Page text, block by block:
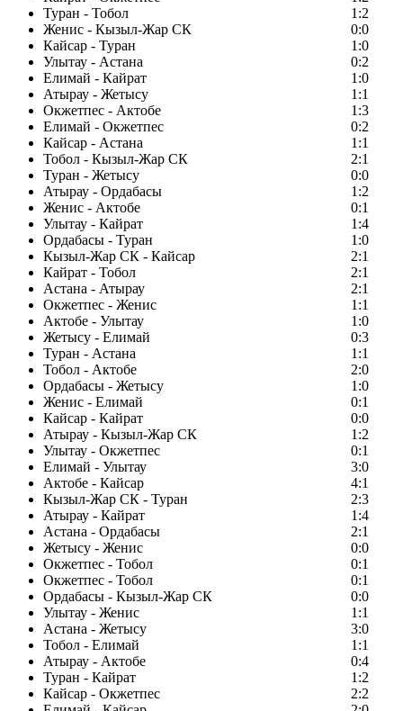
Туран - Тобол
1:2
Женис - Кызыл-Жар СК
0:0
Кайсар - Туран
1:0
Улытау - Астана
0:2
Елимай - Кайрат
1:0
Атырау - Жетысу
1:1
Окжетпес - Актобе
1:3
Елимай - Окжетпес
0:2
Кайсар - Астана
1:1
Тобол - Кызыл-Жар СК
2:1
Туран - Жетысу
0:0
Атырау - Ордабасы
1:2
Женис - Актобе
0:1
Улытау - Кайрат
1:4
Ордабасы - Туран
1:0
Кызыл-Жар СК - Кайсар
2:1
Кайрат - Тобол
2:1
Астана - Атырау
2:1
Окжетпес - Женис
1:1
Актобе - Улытау
1:0
Жетысу - Елимай
0:3
Туран - Астана
1:1
Тобол - Актобе
2:0
Ордабасы - Жетысу
1:0
Женис - Елимай
0:1
Кайсар - Кайрат
0:0
Атырау - Кызыл-Жар СК
1:2
Улытау - Окжетпес
0:1
Елимай - Улытау
3:0
Актобе - Кайсар
4:1
Кызыл-Жар СК - Туран
2:3
Атырау - Кайрат
1:4
Астана - Ордабасы
2:1
Жетысу - Женис
0:0
Окжетпес - Тобол
0:1
Окжетпес - Тобол
0:1
Ордабасы - Кызыл-Жар СК
0:0
Улытау - Женис
1:1
Астана - Жетысу
3:0
Тобол - Елимай
1:1
Атырау - Актобе
0:4
Туран - Кайрат
1:2
Кайсар - Окжетпес
2:2